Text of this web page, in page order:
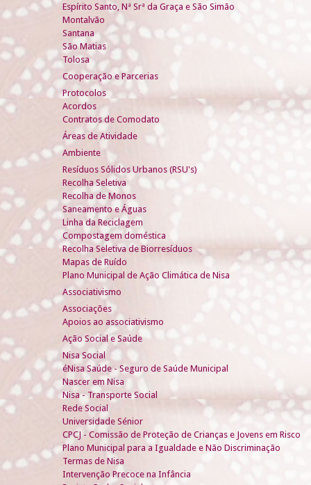
Espírito Santo, Nª Srª da Graça e São Simão
Montalvão
Santana
São Matias
Tolosa
Cooperação e Parcerias
Protocolos
Acordos
Contratos de Comodato
Áreas de Atividade
Ambiente
Resíduos Sólidos Urbanos (RSU's)
Recolha Seletiva
Recolha de Monos
Saneamento e Águas
Linha da Reciclagem
Compostagem doméstica
Recolha Seletiva de Biorresíduos
Mapas de Ruído
Plano Municipal de Ação Climática de Nisa
Associativismo
Associações
Apoios ao associativismo
Ação Social e Saúde
Nisa Social
éNisa Saúde - Seguro de Saúde Municipal
Nascer em Nisa
Nisa - Transporte Social
Rede Social
Universidade Sénior
CPCJ - Comissão de Proteção de Crianças e Jovens em Risco
Plano Municipal para a Igualdade e Não Discriminação
Termas de Nisa
Intervenção Precoce na Infância